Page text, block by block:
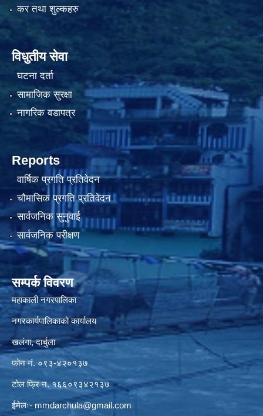
कर तथा शुल्कहरु
विधुतीय सेवा
घटना दर्ता
सामाजिक सुरक्षा
नागरिक वडापत्र
Reports
वार्षिक प्रगति प्रतिवेदन
चौमासिक प्रगति प्रतिवेदन
सार्वजनिक सुनुवाई
सार्वजनिक परीक्षण
सम्पर्क विवरण
महाकाली नगरपालिका
नगरकार्यपालिकाको कार्यालय
खलंगा, दार्चुला
फोन नं. ०९३-४२०१३७
टोल फ्रि न. १६६०९३४२१३७
ईमेलः-mmdarchula@gmail.com